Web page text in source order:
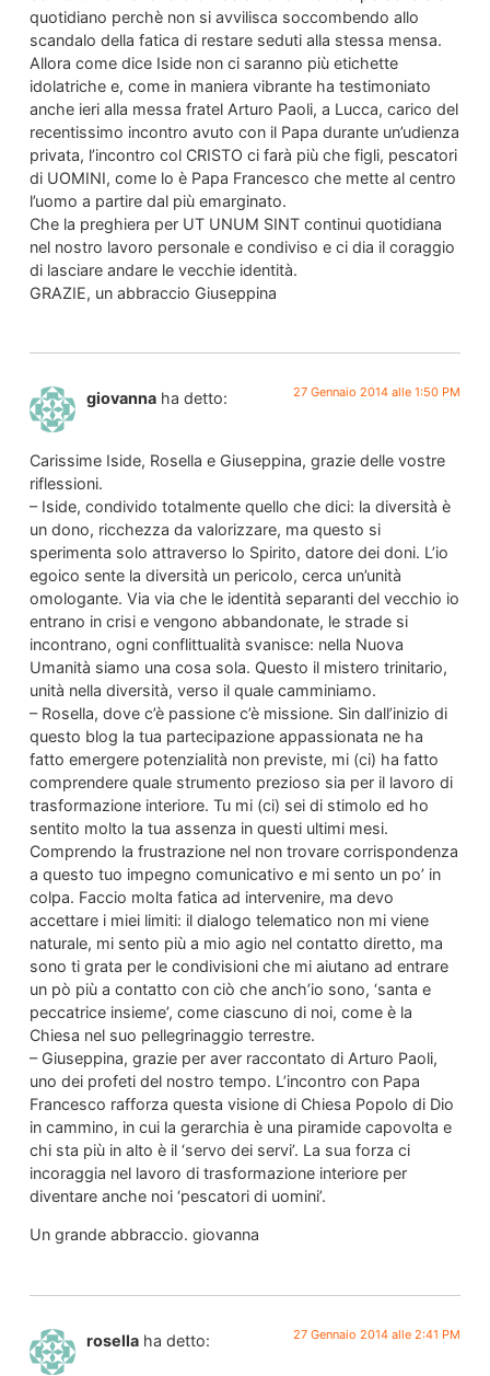
quotidiano perchè non si avvilisca soccombendo allo
scandalo della fatica di restare seduti alla stessa mensa.
Allora come dice Iside non ci saranno più etichette
idolatriche e, come in maniera vibrante ha testimoniato
anche ieri alla messa fratel Arturo Paoli, a Lucca, carico del
recentissimo incontro avuto con il Papa durante un’udienza
privata, l’incontro col CRISTO ci farà più che figli, pescatori
di UOMINI, come lo è Papa Francesco che mette al centro
l’uomo a partire dal più emarginato.
Che la preghiera per UT UNUM SINT continui quotidiana
nel nostro lavoro personale e condiviso e ci dia il coraggio
di lasciare andare le vecchie identità.
GRAZIE, un abbraccio Giuseppina
giovanna ha detto: 27 Gennaio 2014 alle 1:50 PM
Carissime Iside, Rosella e Giuseppina, grazie delle vostre
riflessioni.
– Iside, condivido totalmente quello che dici: la diversità è
un dono, ricchezza da valorizzare, ma questo si
sperimenta solo attraverso lo Spirito, datore dei doni. L’io
egoico sente la diversità un pericolo, cerca un’unità
omologante. Via via che le identità separanti del vecchio io
entrano in crisi e vengono abbandonate, le strade si
incontrano, ogni conflittualità svanisce: nella Nuova
Umanità siamo una cosa sola. Questo il mistero trinitario,
unità nella diversità, verso il quale camminiamo.
– Rosella, dove c’è passione c’è missione. Sin dall’inizio di
questo blog la tua partecipazione appassionata ne ha
fatto emergere potenzialità non previste, mi (ci) ha fatto
comprendere quale strumento prezioso sia per il lavoro di
trasformazione interiore. Tu mi (ci) sei di stimolo ed ho
sentito molto la tua assenza in questi ultimi mesi.
Comprendo la frustrazione nel non trovare corrispondenza
a questo tuo impegno comunicativo e mi sento un po’ in
colpa. Faccio molta fatica ad intervenire, ma devo
accettare i miei limiti: il dialogo telematico non mi viene
naturale, mi sento più a mio agio nel contatto diretto, ma
sono ti grata per le condivisioni che mi aiutano ad entrare
un pò più a contatto con ciò che anch’io sono, ‘santa e
peccatrice insieme’, come ciascuno di noi, come è la
Chiesa nel suo pellegrinaggio terrestre.
– Giuseppina, grazie per aver raccontato di Arturo Paoli,
uno dei profeti del nostro tempo. L’incontro con Papa
Francesco rafforza questa visione di Chiesa Popolo di Dio
in cammino, in cui la gerarchia è una piramide capovolta e
chi sta più in alto è il ‘servo dei servi’. La sua forza ci
incoraggia nel lavoro di trasformazione interiore per
diventare anche noi ‘pescatori di uomini’.
Un grande abbraccio. giovanna
rosella ha detto: 27 Gennaio 2014 alle 2:41 PM